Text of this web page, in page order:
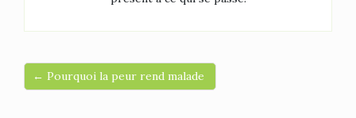
← Pourquoi la peur rend malade